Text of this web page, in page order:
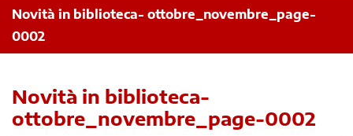
Novità in biblioteca- ottobre_novembre_page-
0002
Novità in biblioteca-
ottobre_novembre_page-0002